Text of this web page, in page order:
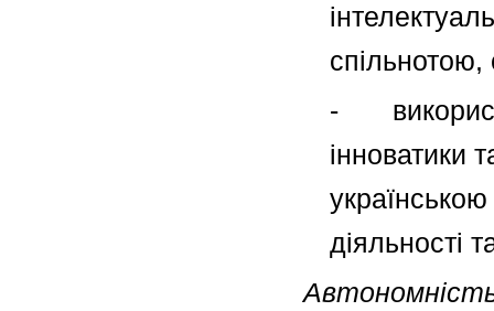
спільнотою,
-
інноватики
діяльності